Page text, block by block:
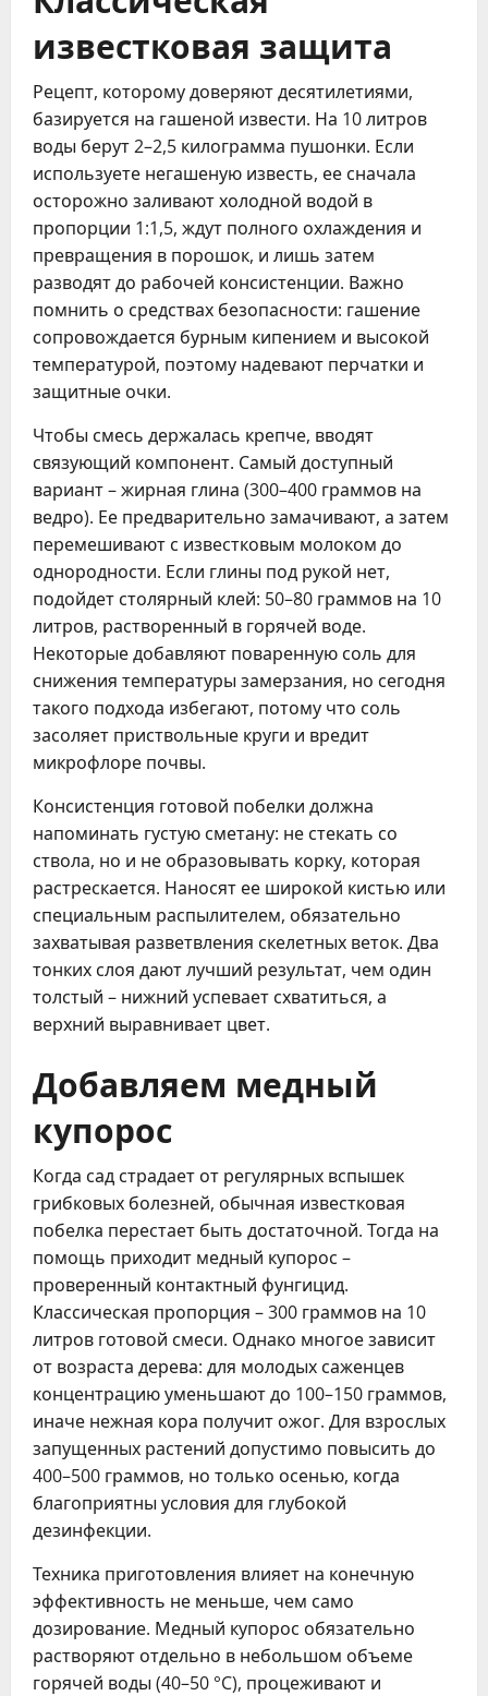
известковая защита
Рецепт, которому доверяют десятилетиями,
базируется на гашеной извести. На 10 литров
воды берут 2–2,5 килограмма пушонки. Если
используете негашеную известь, ее сначала
осторожно заливают холодной водой в
пропорции 1:1,5, ждут полного охлаждения и
превращения в порошок, и лишь затем
разводят до рабочей консистенции. Важно
помнить о средствах безопасности: гашение
сопровождается бурным кипением и высокой
температурой, поэтому надевают перчатки и
защитные очки.
Чтобы смесь держалась крепче, вводят
связующий компонент. Самый доступный
вариант – жирная глина (300–400 граммов на
ведро). Ее предварительно замачивают, а затем
перемешивают с известковым молоком до
однородности. Если глины под рукой нет,
подойдет столярный клей: 50–80 граммов на 10
литров, растворенный в горячей воде.
Некоторые добавляют поваренную соль для
снижения температуры замерзания, но сегодня
такого подхода избегают, потому что соль
засоляет приствольные круги и вредит
микрофлоре почвы.
Консистенция готовой побелки должна
напоминать густую сметану: не стекать со
ствола, но и не образовывать корку, которая
растрескается. Наносят ее широкой кистью или
специальным распылителем, обязательно
захватывая разветвления скелетных веток. Два
тонких слоя дают лучший результат, чем один
толстый – нижний успевает схватиться, а
верхний выравнивает цвет.
Добавляем медный
купорос
Когда сад страдает от регулярных вспышек
грибковых болезней, обычная известковая
побелка перестает быть достаточной. Тогда на
помощь приходит медный купорос –
проверенный контактный фунгицид.
Классическая пропорция – 300 граммов на 10
литров готовой смеси. Однако многое зависит
от возраста дерева: для молодых саженцев
концентрацию уменьшают до 100–150 граммов,
иначе нежная кора получит ожог. Для взрослых
запущенных растений допустимо повысить до
400–500 граммов, но только осенью, когда
благоприятны условия для глубокой
дезинфекции.
Техника приготовления влияет на конечную
эффективность не меньше, чем само
дозирование. Медный купорос обязательно
растворяют отдельно в небольшом объеме
горячей воды (40–50 °C), процеживают и